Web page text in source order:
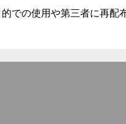
での使用や第三者に再配